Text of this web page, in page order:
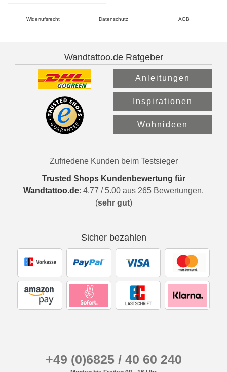
Widerrufsrecht Datenschutz AGB
Wandtattoo.de Ratgeber
Anleitungen
Inspirationen
Wohnideen
Zufriedene Kunden beim Testsieger
Trusted Shops Kundenbewertung für
Wandtattoo.de: 4.77 / 5.00 aus 265 Bewertungen.
(sehr gut)
Sicher bezahlen
+49 (0)6825 / 40 60 240